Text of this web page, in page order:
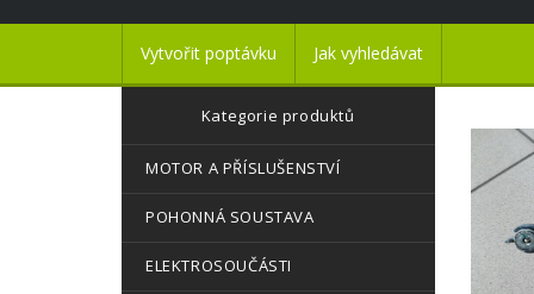
Vytvořit poptávku Jak vyhledávat
Kategorie produktů
MOTOR A PŘÍSLUŠENSTVÍ
POHONNÁ SOUSTAVA
ELEKTROSOUČÁSTI